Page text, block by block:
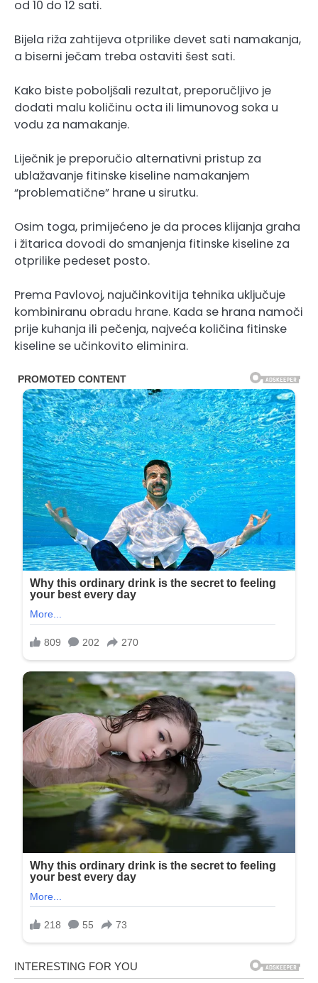
od 10 do 12 sati.
Bijela riža zahtijeva otprilike devet sati namakanja,
a biserni ječam treba ostaviti šest sati.
Kako biste poboljšali rezultat, preporučljivo je
dodati malu količinu octa ili limunovog soka u
vodu za namakanje.
Liječnik je preporučio alternativni pristup za
ublažavanje fitinske kiseline namakanjem
“problematične” hrane u sirutku.
Osim toga, primijećeno je da proces klijanja graha
i žitarica dovodi do smanjenja fitinske kiseline za
otprilike pedeset posto.
Prema Pavlovoj, najučinkovitija tehnika uključuje
kombiniranu obradu hrane. Kada se hrana namoči
prije kuhanja ili pečenja, najveća količina fitinske
kiseline se učinkovito eliminira.